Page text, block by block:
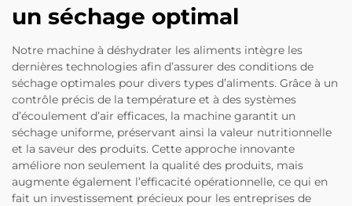
un séchage optimal
Notre machine à déshydrater les aliments intègre les
dernières technologies afin d’assurer des conditions de
séchage optimales pour divers types d’aliments. Grâce à un
contrôle précis de la température et à des systèmes
d’écoulement d’air efficaces, la machine garantit un
séchage uniforme, préservant ainsi la valeur nutritionnelle
et la saveur des produits. Cette approche innovante
améliore non seulement la qualité des produits, mais
augmente également l’efficacité opérationnelle, ce qui en
fait un investissement précieux pour les entreprises de